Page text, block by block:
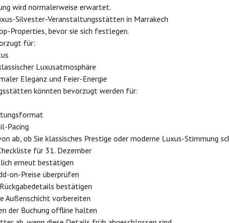
wird normalerweise erwartet.
Silvester-Veranstaltungsstätten in Marrakech
Properties, bevor sie sich festlegen.
für:
Luxusatmosphäre
Eleganz und Feier-Energie
könnten bevorzugt werden für:
Pacing
ab, ob Sie klassisches Prestige oder moderne Luxus-Stimmung
für 31. Dezember
erneut bestätigen
on-Preise überprüfen
bestätigen
Außenschicht vorbereiten
der Buchung offline halten